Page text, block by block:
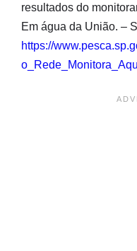
resultados do
Em água da União. –
https://